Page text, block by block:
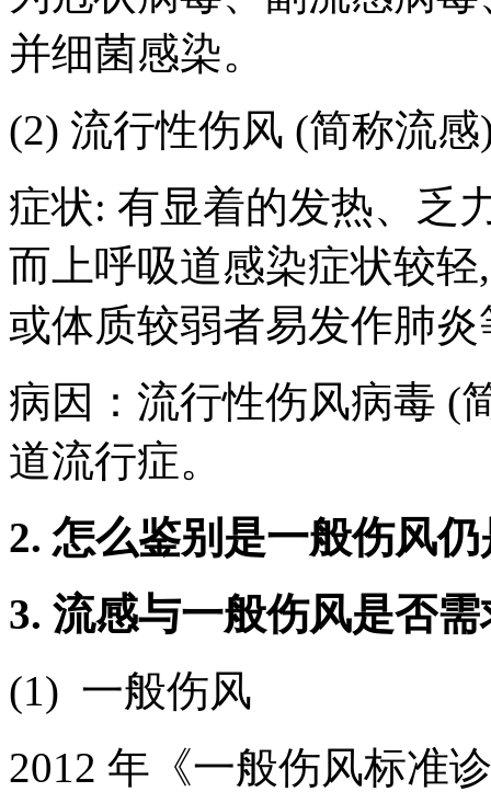
并细菌感染。
(2) 流行性伤风 (简称流感
症状: 有显着的发热、乏
而上呼吸道感染症状较
或体质较弱者易发作肺
病因：流行性伤风病毒 (
道流行症。
2. 怎么鉴别是一般伤风
3. 流感与一般伤风是否
(1) 一般伤风
2012 年《一般伤风标准